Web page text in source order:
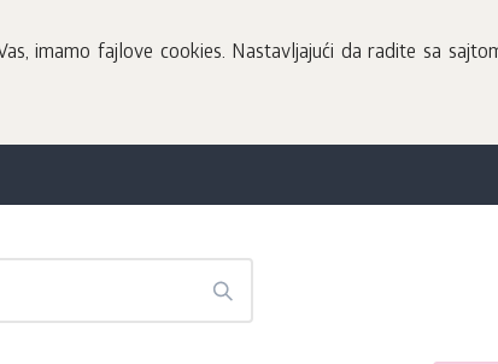
imamo fajlove cookies. Nastavljajući da radite sa